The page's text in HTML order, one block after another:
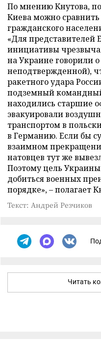
По мнению Кнутова,
Киева можно
гражданского
«Для представителей
инициативы
на Украине говорили
неподтвержденной),
ракетного удара
подземный
находились
эвакуировали
транспортом в
в Германию. Если бы
взаимном
натовцев тут же
Поэтому цель
добиться военных
порядке», – полагает
Текст: Андрей Резчиков
Читать